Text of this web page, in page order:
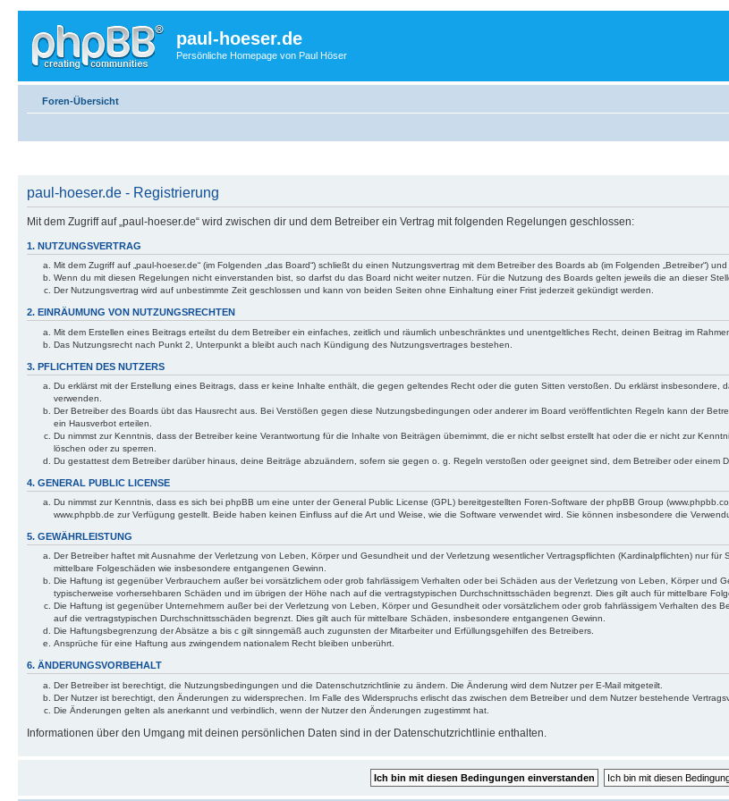
paul-hoeser.de
Persönliche Homepage von Paul Höser
Foren-Übersicht
paul-hoeser.de - Registrierung
Mit dem Zugriff auf „paul-hoeser.de“ wird zwischen dir und dem Betreiber ein Vertrag mit folgenden Regelungen geschlossen:
1. NUTZUNGSVERTRAG
Mit dem Zugriff auf „paul-hoeser.de“ (im Folgenden „das Board“) schließt du einen Nutzungsvertrag mit dem Betreiber des Boards ab (im Folgenden „Betreiber“)
Wenn du mit diesen Regelungen nicht einverstanden bist, so darfst du das Board nicht weiter nutzen. Für die Nutzung des Boards gelten jeweils die an dieser
Der Nutzungsvertrag wird auf unbestimmte Zeit geschlossen und kann von beiden Seiten ohne Einhaltung einer Frist jederzeit gekündigt werden.
2. EINRÄUMUNG VON NUTZUNGSRECHTEN
Mit dem Erstellen eines Beitrags erteilst du dem Betreiber ein einfaches, zeitlich und räumlich unbeschränktes und unentgeltliches Recht, deinen Beitrag im
Das Nutzungsrecht nach Punkt 2, Unterpunkt a bleibt auch nach Kündigung des Nutzungsvertrages bestehen.
3. PFLICHTEN DES NUTZERS
Du erklärst mit der Erstellung eines Beitrags, dass er keine Inhalte enthält, die gegen geltendes Recht oder die guten Sitten verstoßen. Du erklärst
verwenden.
Der Betreiber des Boards übt das Hausrecht aus. Bei Verstößen gegen diese Nutzungsbedingungen oder anderer im Board veröffentlichten Regeln kann der
ein Hausverbot erteilen.
Du nimmst zur Kenntnis, dass der Betreiber keine Verantwortung für die Inhalte von Beiträgen übernimmt, die er nicht selbst erstellt hat oder die er nicht zur
löschen oder zu sperren.
Du gestattest dem Betreiber darüber hinaus, deine Beiträge abzuändern, sofern sie gegen o. g. Regeln verstoßen oder geeignet sind, dem Betreiber oder einem
4. GENERAL PUBLIC LICENSE
Du nimmst zur Kenntnis, dass es sich bei phpBB um eine unter der General Public License (GPL) bereitgestellten Foren-Software der phpBB Group
www.phpbb.de zur Verfügung gestellt. Beide haben keinen Einfluss auf die Art und Weise, wie die Software verwendet wird. Sie können insbesondere die
5. GEWÄHRLEISTUNG
Der Betreiber haftet mit Ausnahme der Verletzung von Leben, Körper und Gesundheit und der Verletzung wesentlicher Vertragspflichten (Kardinalpflichten) nur
mittelbare Folgeschäden wie insbesondere entgangenen Gewinn.
Die Haftung ist gegenüber Verbrauchern außer bei vorsätzlichem oder grob fahrlässigem Verhalten oder bei Schäden aus der Verletzung von Leben, Körper und
typischerweise vorhersehbaren Schäden und im übrigen der Höhe nach auf die vertragstypischen Durchschnittsschäden begrenzt. Dies gilt auch für mittelbare
Die Haftung ist gegenüber Unternehmern außer bei der Verletzung von Leben, Körper und Gesundheit oder vorsätzlichem oder grob fahrlässigem Verhalten des
auf die vertragstypischen Durchschnittsschäden begrenzt. Dies gilt auch für mittelbare Schäden, insbesondere entgangenen Gewinn.
Die Haftungsbegrenzung der Absätze a bis c gilt sinngemäß auch zugunsten der Mitarbeiter und Erfüllungsgehilfen des Betreibers.
Ansprüche für eine Haftung aus zwingendem nationalem Recht bleiben unberührt.
6. ÄNDERUNGSVORBEHALT
Der Betreiber ist berechtigt, die Nutzungsbedingungen und die Datenschutzrichtlinie zu ändern. Die Änderung wird dem Nutzer per E-Mail mitgeteilt.
Der Nutzer ist berechtigt, den Änderungen zu widersprechen. Im Falle des Widerspruchs erlischt das zwischen dem Betreiber und dem Nutzer bestehende
Die Änderungen gelten als anerkannt und verbindlich, wenn der Nutzer den Änderungen zugestimmt hat.
Informationen über den Umgang mit deinen persönlichen Daten sind in der Datenschutzrichtlinie enthalten.